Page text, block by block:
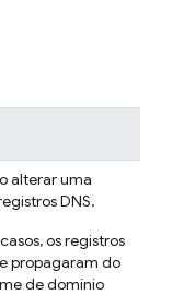
alterar uma
DNS.
os registros
propagaram do
de domínio